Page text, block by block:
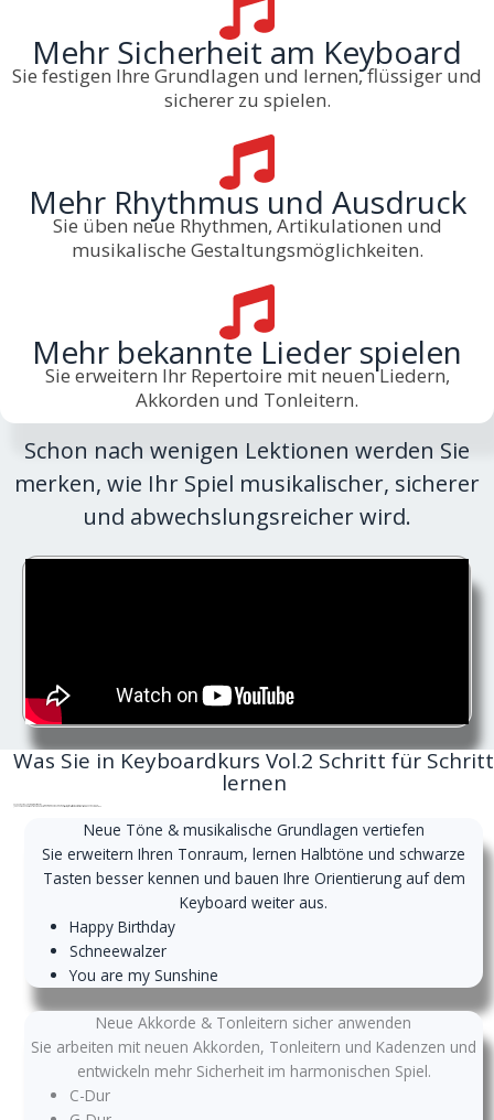
Mehr Sicherheit am Keyboard
Sie festigen Ihre Grundlagen und lernen, flüssiger und
sicherer zu spielen.
Mehr Rhythmus und Ausdruck
Sie üben neue Rhythmen, Artikulationen und
musikalische Gestaltungsmöglichkeiten.
Mehr bekannte Lieder spielen
Sie erweitern Ihr Repertoire mit neuen Liedern,
Akkorden und Tonleitern.
Schon nach wenigen Lektionen werden Sie
merken, wie Ihr Spiel musikalischer, sicherer
und abwechslungsreicher wird.
Was Sie in Keyboardkurs Vol.2 Schritt für Schritt
lernen
Neue Töne & musikalische Grundlagen vertiefen
Sie erweitern Ihren Tonraum, lernen Halbtöne und schwarze
Tasten besser kennen und bauen Ihre Orientierung auf dem
Keyboard weiter aus.
Happy Birthday
Schneewalzer
You are my Sunshine
Neue Akkorde & Tonleitern sicher anwenden
Sie arbeiten mit neuen Akkorden, Tonleitern und Kadenzen und
entwickeln mehr Sicherheit im harmonischen Spiel.
C-Dur